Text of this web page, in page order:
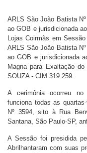
ARLS São João Batista
ao GOB e jurisdicionada
Lojas Coirmãs em
ARLS São João Batista
ao GOB e jurisdicionada
Magna para Exaltação
SOUZA - CIM 319.259.
A cerimônia ocorreu no
funciona todas as
Nº 3594, sito à Rua
Santana, São Paulo-SP,
A Sessão foi presidida
Abrilhantaram com suas